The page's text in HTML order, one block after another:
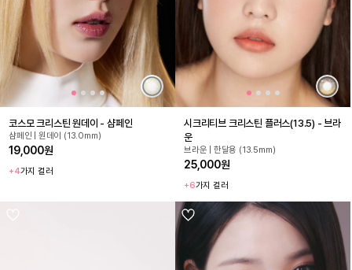
코스모 크리스틴 원데이 - 샴페인
샴페인 | 원데이 (13.0mm)
19,000원
+4가지 컬러
시크리티브 크리스틴 플러스(13.5) - 브라
운
브라운 | 한달용 (13.5mm)
25,000원
+6가지 컬러